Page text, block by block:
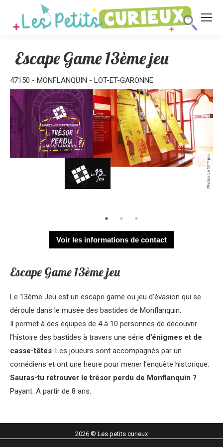
Escape Game 13ème jeu
47150 - MONFLANQUIN - LOT-ET-GARONNE
Voir les informations de contact
Escape Game 13ème jeu
Le 13ème Jeu est un escape game ou jeu d’évasion qui se
déroule dans le musée des bastides de Monflanquin.
Il permet à des équipes de 4 à 10 personnes de découvrir
l’histoire des bastides à travers une série d’énigmes et de
casse-têtes. Les joueurs sont accompagnés par un
comédiens et ont une heure pour mener l’enquête historique.
Sauras-tu retrouver le trésor perdu de Monflanquin ?
Payant. A partir de 8 ans.
2026 © Les petits curieux